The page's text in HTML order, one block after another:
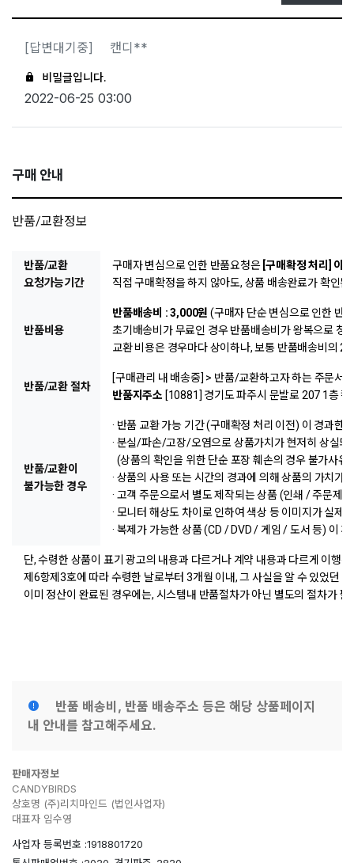
[답변대기중] 캔디**
비밀글입니다.
2022-06-25 03:00
구매 안내
반품/교환정보
반품/교환
요청가능기간
구매자 변심으로 인한 반품요청은 [구매확정 처리] 이
직접 구매확정을 하지 않아도, 상품 배송완료가 확인
반품비용
반품배송비 : 3,000원 (구매자 단순 변심으로 인한 반
초기배송비가 무료인 경우 반품배송비가 왕복으로 청
교환 비용은 경우마다 상이하나, 보통 반품배송비의 2
반품/교환 절차
[구매관리 내 배송중] > 반품/교환하고자 하는 주문서
반품지주소 [10881] 경기도 파주시 문발로 207 1층 캔
반품/교환이
불가능한 경우
· 반품 교환 가능 기간 (구매확정 처리 이전) 이 경과한
· 분실/파손/고장/오염으로 상품가치가 현저히 상실되
(상품의 확인을 위한 단순 포장 훼손의 경우 불가사유
· 상품의 사용 또는 시간의 경과에 의해 상품의 가치가
· 고객 주문으로서 별도 제작되는 상품 (인쇄 / 주문제
· 모니터 해상도 차이로 인하여 색상 등 이미지가 실제
· 복제가 가능한 상품 (CD / DVD / 게임 / 도서 등) 이
단, 수령한 상품이 표기 광고의 내용과 다르거나 계약 내용과 다르게 이행
제6항제3호에 따라 수령한 날로부터 3개월 이내, 그 사실을 알 수 있었던
이미 정산이 완료된 경우에는, 시스템내 반품절차가 아닌 별도의 절차가
반품 배송비, 반품 배송주소 등은 해당 상품페이지
내 안내를 참고해주세요.
판매자정보
CANDYBIRDS
상호명 (주)리치마인드 (법인사업자)
대표자 임수영
사업자 등록번호 :1918801720